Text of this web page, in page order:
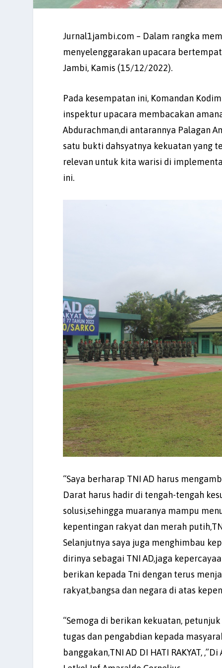
Jurnal1jambi.com – Dalam rangka
menyelenggarakan upacara
Jambi, Kamis (15/12/2022).
Pada kesempatan ini, Komandan
inspektur upacara membacakan
Abdurachman,di antarannya Palagan
satu bukti dahsyatnya kekuatan yang
relevan untuk kita warisi di
ini.
“Saya berharap TNI AD harus
Darat harus hadir di tengah-tengah
solusi,sehingga muaranya mampu
kepentingan rakyat dan merah
Selanjutnya saya juga menghimbau
dirinya sebagai TNI AD,jaga
berikan kepada Tni dengan terus
rakyat,bangsa dan negara di atas
“Semoga di berikan kekuatan,
tugas dan pengabdian kepada
banggakan,TNI AD DI HATI RAKYAT,